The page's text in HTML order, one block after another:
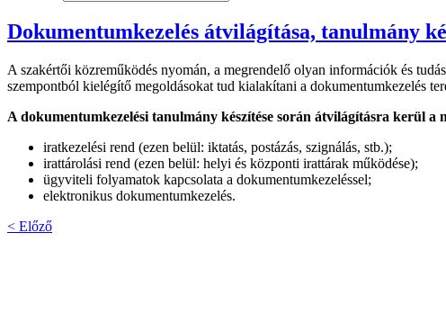
Dokumentumkezelés átvilágítása, tanulmány
A szakértői közreműködés nyomán, a megrendelő olyan információk és
szempontból kielégítő megoldásokat tud kialakítani a dokumentumkezelés
A dokumentumkezelési tanulmány készítése során átvilágításra kerül a
iratkezelési rend (ezen belül: iktatás, postázás, szignálás, stb.);
irattárolási rend (ezen belül: helyi és központi irattárak működése);
ügyviteli folyamatok kapcsolata a dokumentumkezeléssel;
elektronikus dokumentumkezelés.
< Előző